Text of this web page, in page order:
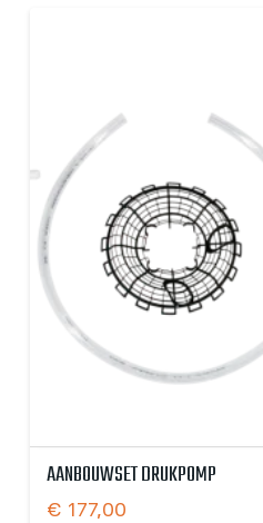
AANBOUWSET DRUKPOMP
€ 177,00